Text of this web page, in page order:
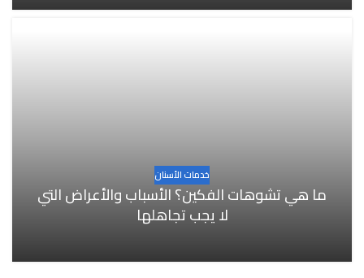
خدمات الأسنان
ما هي تشوهات الفكين؟ الأسباب والأعراض التي
لا يجب تجاهلها